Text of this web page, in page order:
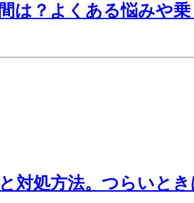
は？よくある悩みや
対処方法。つらいと